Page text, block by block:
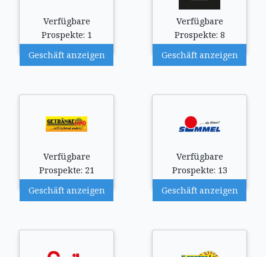
Verfügbare
Prospekte: 1
Geschäft anzeigen
Verfügbare
Prospekte: 8
Geschäft anzeigen
Verfügbare
Prospekte: 21
Geschäft anzeigen
Verfügbare
Prospekte: 13
Geschäft anzeigen